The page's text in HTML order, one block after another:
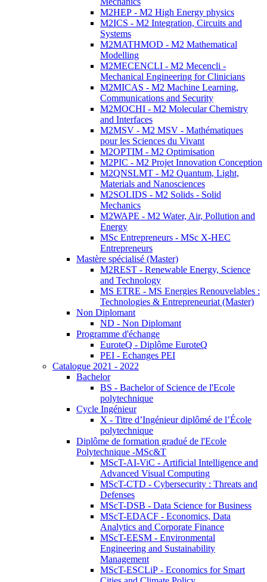
M2HEP - M2 High Energy physics
M2ICS - M2 Integration, Circuits and
Systems
M2MATHMOD - M2 Mathematical
Modelling
M2MECENCLI - M2 Mecencli -
Mechanical Engineering for Clinicians
M2MICAS - M2 Machine Learning,
Communications and Security
M2MOCHI - M2 Molecular Chemistry
and Interfaces
M2MSV - M2 MSV - Mathématiques
pour les Sciences du Vivant
M2OPTIM - M2 Optimisation
M2PIC - M2 Projet Innovation Conception
M2QNSLMT - M2 Quantum, Light,
Materials and Nanosciences
M2SOLIDS - M2 Solids - Solid
Mechanics
M2WAPE - M2 Water, Air, Pollution and
Energy
MSc Entrepreneurs - MSc X-HEC
Entrepreneurs
Mastère spécialisé (Master)
M2REST - Renewable Energy, Science
and Technology
MS ETRE - MS Energies Renouvelables :
Technologies & Entrepreneuriat (Master)
Non Diplomant
ND - Non Diplomant
Programme d'échange
EuroteQ - Diplôme EuroteQ
PEI - Echanges PEI
Catalogue 2021 - 2022
Bachelor
BS - Bachelor of Science de l'Ecole
polytechnique
Cycle Ingénieur
X - Titre d’Ingénieur diplômé de l’École
polytechnique
Diplôme de formation gradué de l'Ecole
Polytechnique -MSc&T
MScT-AI-ViC - Artificial Intelligence and
Advanced Visual Computing
MScT-CTD - Cybersecurity : Threats and
Defenses
MScT-DSB - Data Science for Business
MScT-EDACF - Economics, Data
Analytics and Corporate Finance
MScT-EESM - Environmental
Engineering and Sustainability
Management
MScT-ESCLiP - Economics for Smart